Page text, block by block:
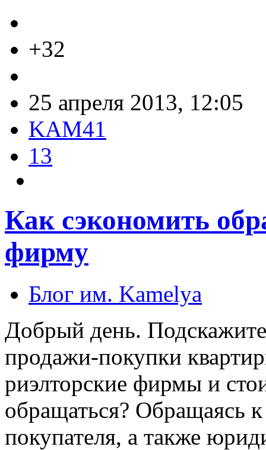
+32
25 апреля 2013, 12:05
KAM41
13
Как сэкономить
фирму
Блог им. Kamelya
Добрый день.
продажи-покупки
риэлторские фирмы и
обращаться? Обращаясь к
покупателя, а также